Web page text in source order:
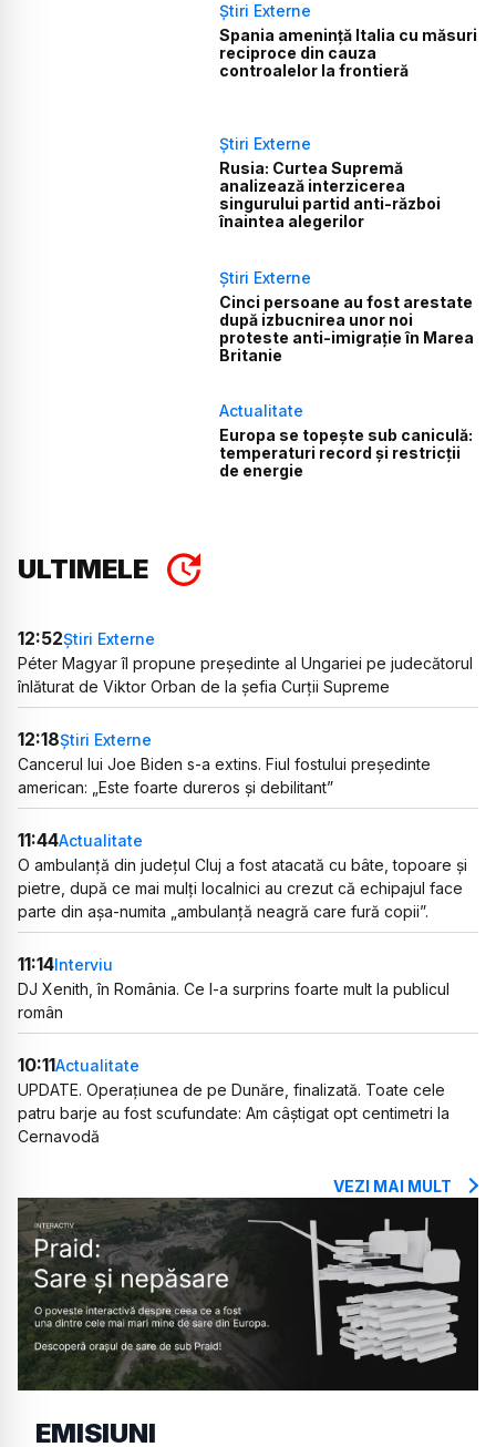
Știri Externe
Spania amenință Italia cu măsuri
reciproce din cauza
controalelor la frontieră
Știri Externe
Rusia: Curtea Supremă
analizează interzicerea
singurului partid anti-război
înaintea alegerilor
Știri Externe
Cinci persoane au fost arestate
după izbucnirea unor noi
proteste anti-imigrație în Marea
Britanie
Actualitate
Europa se topește sub caniculă:
temperaturi record și restricții
de energie
ULTIMELE
12:52Știri Externe
Péter Magyar îl propune președinte al Ungariei pe judecătorul
înlăturat de Viktor Orban de la șefia Curții Supreme
12:18Știri Externe
Cancerul lui Joe Biden s-a extins. Fiul fostului președinte
american: „Este foarte dureros și debilitant”
11:44Actualitate
O ambulanță din județul Cluj a fost atacată cu bâte, topoare și
pietre, după ce mai mulți localnici au crezut că echipajul face
parte din așa-numita „ambulanță neagră care fură copii”.
11:14Interviu
DJ Xenith, în România. Ce l-a surprins foarte mult la publicul
român
10:11Actualitate
UPDATE. Operațiunea de pe Dunăre, finalizată. Toate cele
patru barje au fost scufundate: Am câștigat opt centimetri la
Cernavodă
VEZI MAI MULT
EMISIUNI